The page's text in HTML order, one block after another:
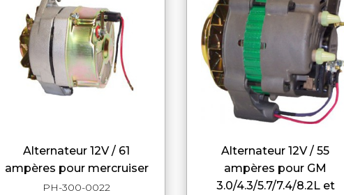
APERÇU RAPIDE
alternateur 12V / 61
ampères pour mercruiser
PH-300-0022
APERÇU RAPIDE
alternateur 12V / 55
ampères pour GM
3.0/4.3/5.7/7.4/8.2L et